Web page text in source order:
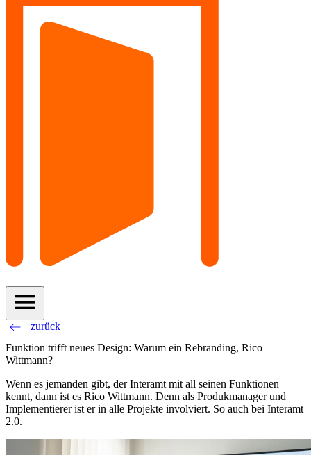
menu
west
zurück
Funktion trifft neues Design: Warum ein Rebranding, Rico
Wittmann?
Wenn es jemanden gibt, der Interamt mit all seinen Funktionen
kennt, dann ist es Rico Wittmann. Denn als Produkmanager und
Implementierer ist er in alle Projekte involviert. So auch bei Interamt
2.0.